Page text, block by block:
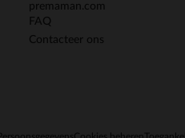
premaman.com
FAQ
Contacteer ons